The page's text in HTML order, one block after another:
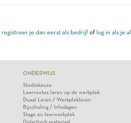
registreer je dan eerst als bedrijfof log in als je al
ONDERWIJS
Studiekeuze
Leerroutes leren op de werkplek
Duaal Leren / Werkplekleren
Bijscholing / Infodagen
Stage en leerwerkplek